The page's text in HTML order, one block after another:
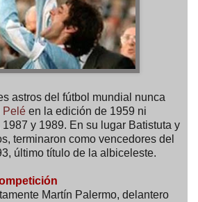
astros del fútbol mundial nunca
Pelé en la edición de 1959 ni
y 1989. En su lugar Batistuta y
terminaron como vencedores del
último título de la albiceleste.
Martín Palermo, delantero